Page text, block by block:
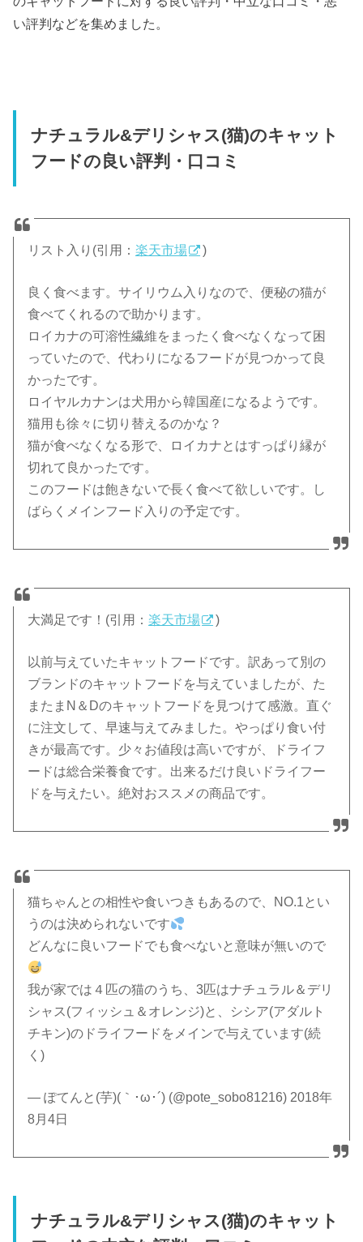
い評判などを集めました。
ナチュラル&デリシャス(猫)のキャット
フードの良い評判・口コミ
リスト入り(引用：楽天市場 )
良く食べます。サイリウム入りなので、便秘の猫が
食べてくれるので助かります。
ロイカナの可溶性繊維をまったく食べなくなって困
っていたので、代わりになるフードが見つかって良
かったです。
ロイヤルカナンは犬用から韓国産になるようです。
猫用も徐々に切り替えるのかな？
猫が食べなくなる形で、ロイカナとはすっぱり縁が
切れて良かったです。
このフードは飽きないで長く食べて欲しいです。し
ばらくメインフード入りの予定です。
大満足です！(引用：楽天市場 )
以前与えていたキャットフードです。訳あって別の
ブランドのキャットフードを与えていましたが、た
またまN＆Dのキャットフードを見つけて感激。直ぐ
に注文して、早速与えてみました。やっぱり食い付
きが最高です。少々お値段は高いですが、ドライフ
ードは総合栄養食です。出来るだけ良いドライフー
ドを与えたい。絶対おススメの商品です。
猫ちゃんとの相性や食いつきもあるので、NO.1とい
うのは決められないです
どんなに良いフードでも食べないと意味が無いので
我が家では４匹の猫のうち、3匹はナチュラル＆デリ
シャス(フィッシュ＆オレンジ)と、シシア(アダルト
チキン)のドライフードをメインで与えています(続
く)
— ぽてんと(芋)(｀･ω･´) (@pote_sobo81216) 2018年
8月4日
ナチュラル&デリシャス(猫)のキャット